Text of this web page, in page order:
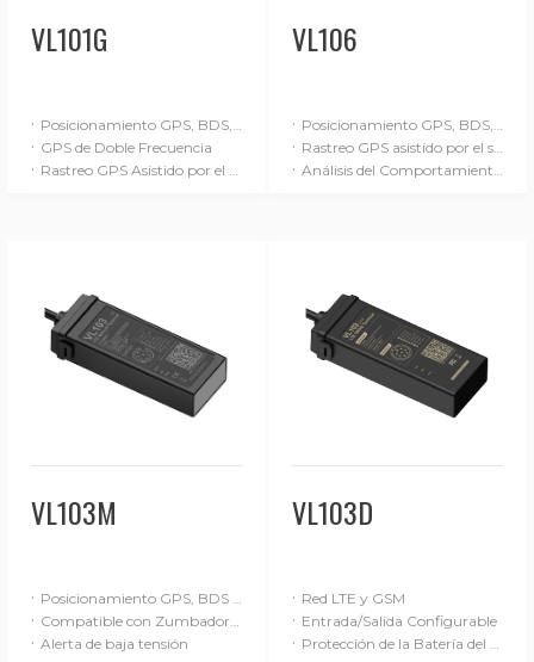
VL101G
· Posicionamiento GPS, BDS, GLONASS y Galileo
· GPS de Doble Frecuencia
· Rastreo GPS Asistido por el Sistema de Navegación Inercial (SNI)
VL106
· Posicionamiento GPS, BDS, GLONASS y Galileo
· Rastreo GPS asistido por el sistema de navegación inercial (SNI)
· Análisis del Comportamiento de Conducción (Avanzado)
VL103M
· Posicionamiento GPS, BDS y LBS
· Compatible con Zumbador/Horn externo
· Alerta de baja tensión
VL103D
· Red LTE y GSM
· Entrada/Salida Configurable
· Protección de la Batería del Coche